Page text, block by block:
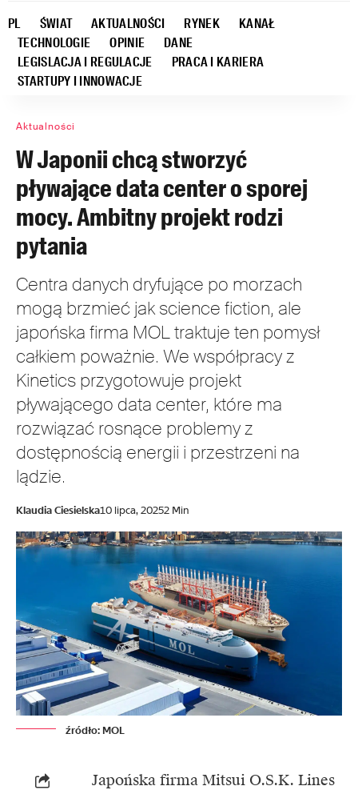
PL ŚWIAT AKTUALNOŚCI RYNEK
KANAŁ
TECHNOLOGIE
OPINIE
DANE
LEGISLACJA I REGULACJE
PRACA I KARIERA
STARTUPY I INNOWACJE
Aktualności
W Japonii chcą stworzyć
pływające data center o sporej
mocy. Ambitny projekt rodzi
pytania
Centra danych dryfujące po morzach
mogą brzmieć jak science fiction, ale
japońska firma MOL traktuje ten pomysł
całkiem poważnie. We współpracy z
Kinetics przygotowuje projekt
pływającego data center, które ma
rozwiązać rosnące problemy z
dostępnością energii i przestrzeni na
lądzie.
Klaudia Ciesielska10 lipca, 20252 Min
źródło: MOL
Japońska firma Mitsui O.S.K. Lines